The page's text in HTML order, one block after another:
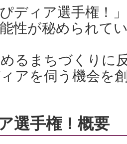
ディア選手権！
性が秘められて
るまちづくりに
アを伺う機会を
選手権！概要